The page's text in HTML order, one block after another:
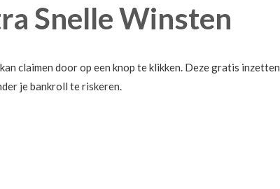
Snelle Winsten
claimen door op een knop te klikken. Deze gratis inzetten
je bankroll te riskeren.